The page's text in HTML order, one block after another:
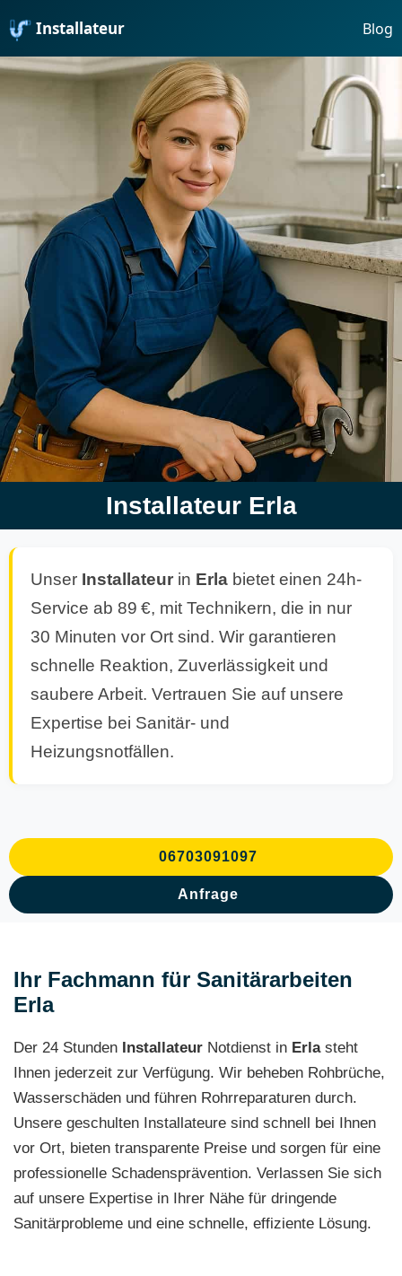
Installateur Blog
Installateur Erla
Unser Installateur in Erla bietet einen 24h-
Service ab 89 €, mit Technikern, die in nur
30 Minuten vor Ort sind. Wir garantieren
schnelle Reaktion, Zuverlässigkeit und
saubere Arbeit. Vertrauen Sie auf unsere
Expertise bei Sanitär- und
Heizungsnotfällen.
06703091097
Anfrage
Ihr Fachmann für Sanitärarbeiten
Erla
Der 24 Stunden Installateur Notdienst in Erlasteht
Ihnen jederzeit zur Verfügung. Wir beheben Rohbrüche,
Wasserschäden und führen Rohrreparaturen durch.
Unsere geschulten Installateure sind schnell bei Ihnen
vor Ort, bieten transparente Preise und sorgen für eine
professionelle Schadensprävention. Verlassen Sie sich
auf unsere Expertise in Ihrer Nähe für dringende
Sanitärprobleme und eine schnelle, effiziente Lösung.